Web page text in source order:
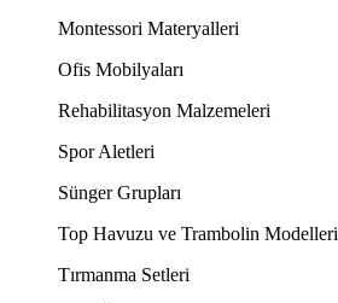
Montessori Materyalleri
Ofis Mobilyaları
Rehabilitasyon Malzemeleri
Spor Aletleri
Sünger Grupları
Top Havuzu ve Trambolin Modelleri
Tırmanma Setleri